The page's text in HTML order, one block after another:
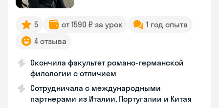
5 от 1590 ₽ за урок
1 год опыта
4 отзыва
Окончила факультет романо-германской
филологии с отличием
Сотрудничала с международными
партнерами из Италии, Португалии и Китая